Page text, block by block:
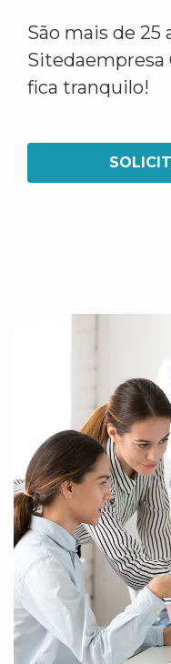
São mais de 25
Sitedaempresa
fica tranquilo!